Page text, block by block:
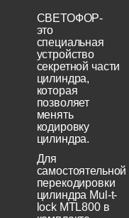
СВЕТОФОР-
это
специальная
устройство
секретной части
цилиндра,
которая
позволяет
менять
кодировку
цилиндра.
Для
самостоятельной
перекодировки
цилиндра Mul-t-
lock MTL800 в